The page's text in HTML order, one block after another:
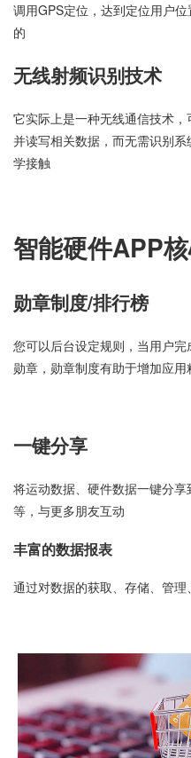
调用GPS定位，达到定位用户
的
无线射频识别技术
它实际上是一种无线通信技术
并读写相关数据，而无需识别
学接触
智能硬件APP
勋章制度/排行榜
您可以后台设定规则，当用户
勋章，勋章制度有助于增加应用
一键分享
将运动数据、硬件数据一键分
等，与更多朋友互动
丰富的数据报表
通过对数据的获取、存储、管